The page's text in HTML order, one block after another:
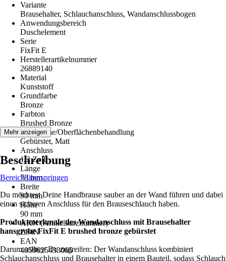
Variante
Brausehalter, Schlauchanschluss, Wandanschlussbogen
Anwendungsbereich
Duschelement
Serie
FixFit E
Herstellerartikelnummer
26889140
Material
Kunststoff
Grundfarbe
Bronze
Farbton
Brushed Bronze
Oberfläche/Oberflächenbehandlung
Gebürstet, Matt
Anschluss
1/2 Zoll
Länge
78 mm
Breite
90 mm
Höhe
90 mm
AKN (Artikelkurznummer)
Z34N
EAN
4059625433065
Mehr anzeigen
Beschreibung
Bereich überspringen
Du möchtest Deine Handbrause sauber an der Wand führen und dabei
einen sicheren Anschluss für den Brauseschlauch haben.
Produktmerkmale des Wandanschluss mit Brausehalter
hansgrohe FixFit E brushed bronze gebürstet
Darum solltest Du zugreifen: Der Wandanschluss kombiniert
Schlauchanschluss und Brausehalter in einem Bauteil, sodass Schlauch